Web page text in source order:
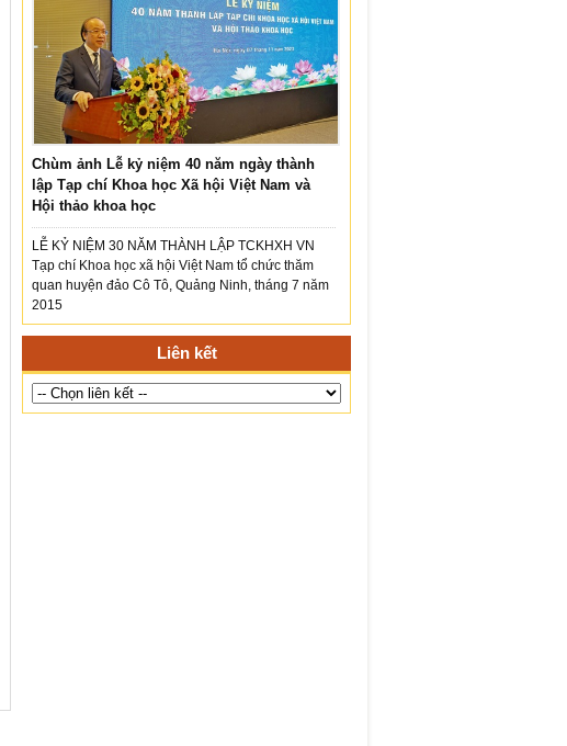
Chùm ảnh Lễ kỷ niệm 40 năm ngày thành
lập Tạp chí Khoa học Xã hội Việt Nam và
Hội thảo khoa học
LỄ KỶ NIỆM 30 NĂM THÀNH LẬP TCKHXH VN
Tạp chí Khoa học xã hội Việt Nam tổ chức thăm
quan huyện đảo Cô Tô, Quảng Ninh, tháng 7 năm
2015
Liên kết